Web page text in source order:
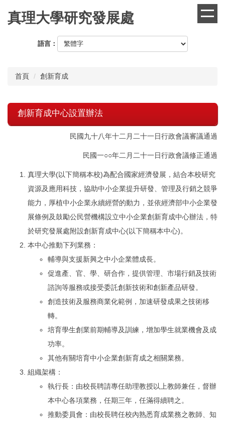
真理大學研究發展處
語言：
首頁 創新育成
創新育成中心設置辦法
民國九十八年十二月二十一日行政會議審議通過
民國一○○年二月二十一日行政會議修正通過
真理大學(以下簡稱本校)為配合國家經濟發展，結合本校研究
資源及應用科技，協助中小企業提升研發、管理及行銷之競爭
能力，厚植中小企業永續經營的動力，並依經濟部中小企業發
展條例及鼓勵公民營機構設立中小企業創新育成中心辦法，特
於研究發展處附設創新育成中心(以下簡稱本中心)。
本中心推動下列業務：
輔導與支援新興之中小企業體成長。
促進產、官、學、研合作，提供管理、市場行銷及技術
諮詢等服務或接受委託創新技術和創新產品研發。
創造技術及服務商業化範例，加速研發成果之技術移
轉。
培育學生創業前期輔導及訓練，增加學生就業機會及成
功率。
其他有關培育中小企業創新育成之相關業務。
組織架構：
執行長：由校長聘請專任助理教授以上教師兼任，督辦
本中心各項業務，任期三年，任滿得續聘之。
推動委員會：由校長聘任校內熟悉育成業務之教師、知